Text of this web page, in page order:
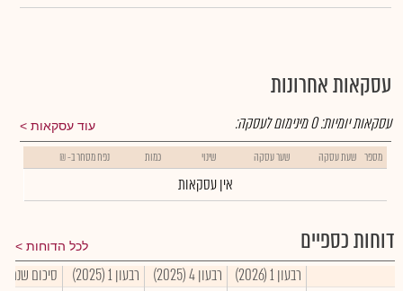
עסקאות אחרונות
עוד עסקאות עסקאות יומיות:0מינימום לעסקה:
מספר שעת עסקה שער עסקה שינוי כמות נפח מסחר ב- ₪
אין עסקאות
דוחות כספיים לכל הדוחות
רבעון 1 (2026) רבעון 4 (2025) רבעון 1 (2025)
סיכום שנתי 2025